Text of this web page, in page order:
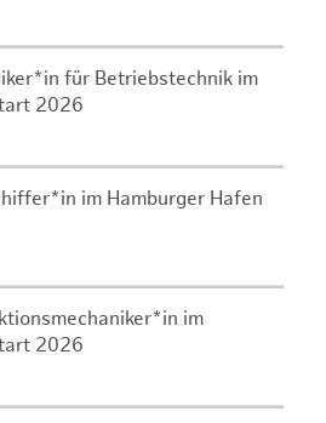
für Betriebstechnik im
2026
im Hamburger Hafen
im
2026